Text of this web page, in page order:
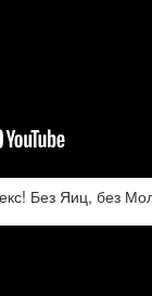
Без Яиц, без